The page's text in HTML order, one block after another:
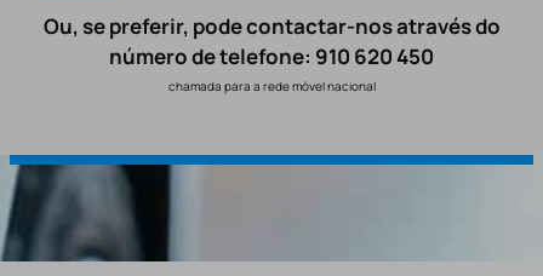
Ou, se preferir, pode contactar-nos através do
número de telefone: 910 620 450
chamada para a rede móvel nacional